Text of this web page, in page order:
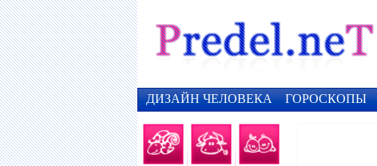
ДИЗАЙН ЧЕЛОВЕКА ГОРОСКОПЫ